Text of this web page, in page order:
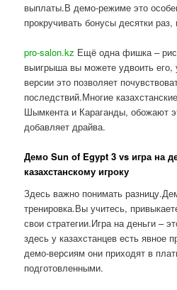
выплаты.В демо-режиме это
прокручивать бонусы десятки
pro-salon.kz Ещё одна фишка –
выигрыша вы можете удвоить его,
версии это позволяет
последствий.Многие
Шымкента и Караганды, обожают
добавляет драйва.
Демо Sun of Egypt 3 vs игра на
казахстанскому игроку
Здесь важно понимать
тренировка.Вы учитесь,
свои стратегии.Игра на деньги –
здесь у казахстанцев есть явное
демо-версиям они приходят в
подготовленными.